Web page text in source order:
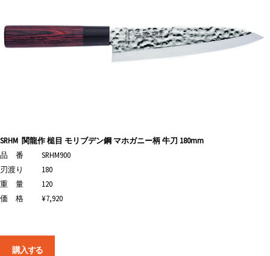
SRHM 関龍作 槌目 モリブデン鋼 マホガニー柄 牛刀 180mm
品 番
刃渡り
重 量
価 格
SRHM900
180
120
¥7,920
購入する